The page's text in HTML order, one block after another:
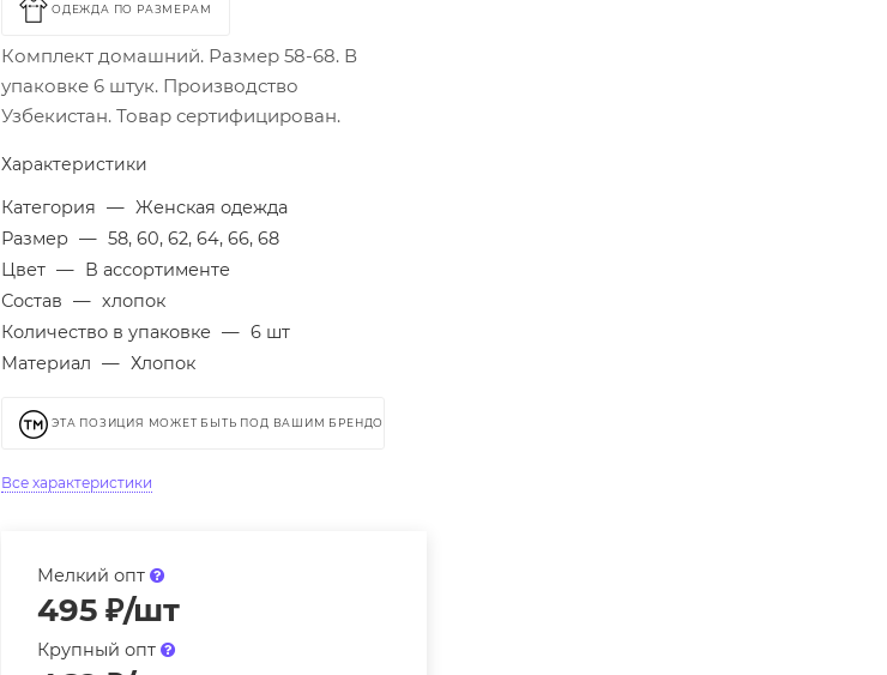
ОДЕЖДА ПО РАЗМЕРАМ
Комплект домашний. Размер 58-68. В
упаковке 6 штук. Производство
Узбекистан. Товар сертифицирован.
Характеристики
Категория — Женская одежда
Размер — 58, 60, 62, 64, 66, 68
Цвет — В ассортименте
Состав — хлопок
Количество в упаковке — 6 шт
Материал — Хлопок
ЭТА ПОЗИЦИЯ МОЖЕТ БЫТЬ ПОД ВАШИМ БРЕНДОМ
Все характеристики
Мелкий опт
495 ₽/шт
Крупный опт